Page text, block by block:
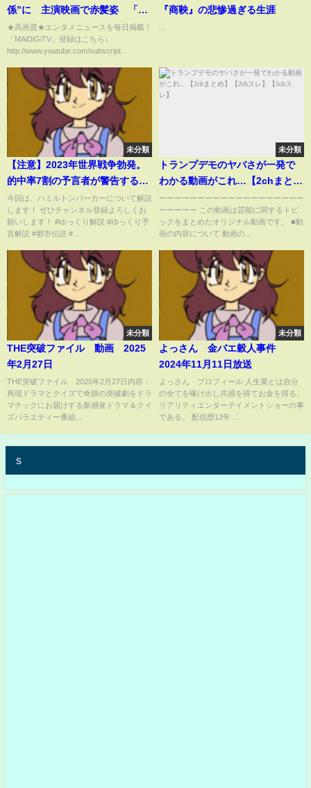
係”に 主演映画で赤髪姿 「君
は永遠にそいつらより若い」本
予告
★高画質★エンタメニュースを毎日掲載！
「MAiDiGiTV」登録はこちら↓
http://www.youtube.com/subscript...
『商鞅』の悲惨過ぎる生涯
未分類
【注意】2023年世界戦争勃発。
的中率7割の予言者が警告する未
来が怖すぎる…【ハミルトンパ
ーカー】【ゆっくり解説】
今回は、ハミルトンパーカーについて解説
します！ ぜひチャンネル登録よろしくお
願いします！ #ゆっくり解説 #ゆっくり予
言解説 #都市伝説 #...
未分類
トランプデモのヤバさが一発で
わかる動画がこれ…【2chまと
め】【2chスレ】【5chスレ】
ーーーーーーーーーーーーーーーーーーー
ーーーーー この動画は芸能に関するトピ
ックをまとめたオリジナル動画です。 ■動
画の内容について 動画の...
未分類
THE突破ファイル 動画 2025
年2月27日
THE突破ファイル 2025年2月27日内容：
再現ドラマとクイズで奇跡の突破劇をドラ
マチックにお届けする新感覚ドラマ＆クイ
ズバラエティー番組...
未分類
よっさん 金バエ穀人事件
2024年11月11日放送
よっさん プロフィール 人生業とは自分
の全てを曝け出し共感を得てお金を得る。
リアリティエンターテイメントショーの事
である。 配信歴12年 ...
s